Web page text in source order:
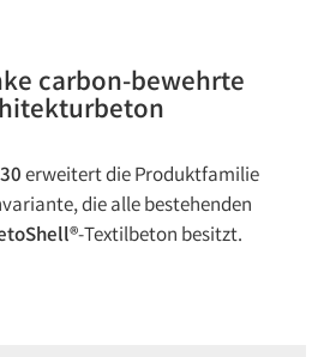
carbon-bewehrte
erweitert die Produktfamilie
die alle bestehenden
-Textilbeton besitzt.